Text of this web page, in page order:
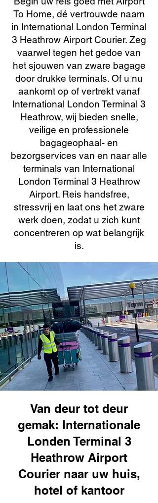
To Home, dé vertrouwde naam
in International London Terminal
3 Heathrow Airport Courier. Zeg
vaarwel tegen het gedoe van
het sjouwen van zware bagage
door drukke terminals. Of u nu
aankomt op of vertrekt vanaf
International London Terminal 3
Heathrow, wij bieden snelle,
veilige en professionele
bagageophaal- en
bezorgservices van en naar alle
terminals van International
London Terminal 3 Heathrow
Airport. Reis handsfree,
stressvrij en laat ons het zware
werk doen, zodat u zich kunt
concentreren op wat belangrijk
is.
Van deur tot deur
gemak: Internationale
Londen Terminal 3
Heathrow Airport
Courier naar uw huis,
hotel of kantoor